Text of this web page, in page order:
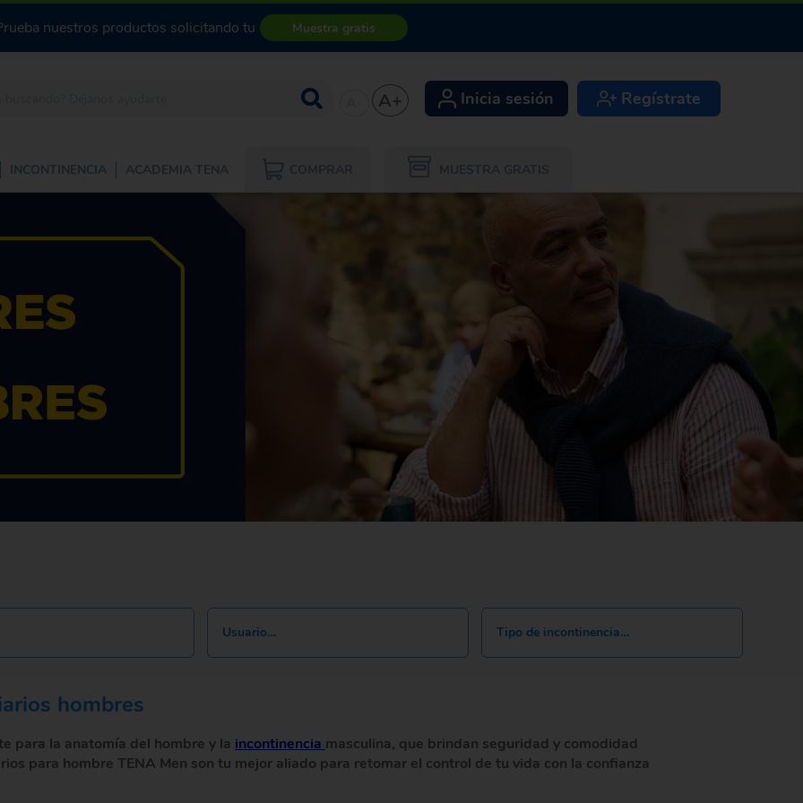
nuestros productos solicitando tu Muestra gratis
A+ Inicia sesión Regístrate
INCONTINENCIA ACADEMIA TENA COMPRAR MUESTRA GRATIS
Usuario… Tipo de incontinencia…
hombres
para la anatomía del hombre y la incontinencia masculina, que brindan seguridad y comodidad
para hombre TENA Men son tu mejor aliado para retomar el control de tu vida con la confianza